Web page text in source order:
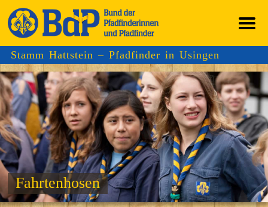
Stamm Hattstein – Pfadfinder in Usingen
Fahrtenhosen